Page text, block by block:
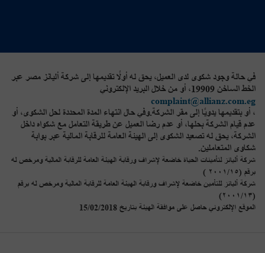
في حالة وجود شكوى لدى العميل، يحق له أولًا تقديمها إلى شركة أليانز مصر عبر
الخط الساخن 19909، أو من خلال البريد الإلكتروني
complaint@allianz.com.eg
، أو بتقديمها يدويًا إلى مقر الشركة.وفي حال انتهاء المدة المحددة لحل الشكوى، أو
عدم قيام الشركة بحلها، أو عدم رضا العميل عن طريقة التعامل مع شكواه داخل
الشركة، يحق له تصعيد الشكوى إلى الهيئة العامة للرقابة المالية عبر بوابة
شكاوى المتعاملين.
شركة أليانز لتأمينات الحياة خاضعة لإشراف ورقابة الهيئة العامة للرقابة المالية ومرخص له
برقم (٢٠٠١/١٥ )
شركة أليانز للتأمين خاضعة لإشراف ورقابة الهيئة العامة للرقابة المالية ومرخص له برقم
(٢٠٠١/١٣)
الموقع الإلكتروني حاصل على موافقة الهيئة بتاريخ 15/02/2018